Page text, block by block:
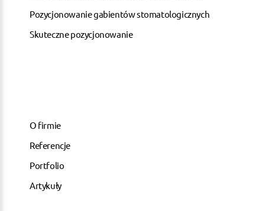
Pozycjonowanie gabientów stomatologicznych
Skuteczne pozycjonowanie
O firmie
Referencje
Portfolio
Artykuły